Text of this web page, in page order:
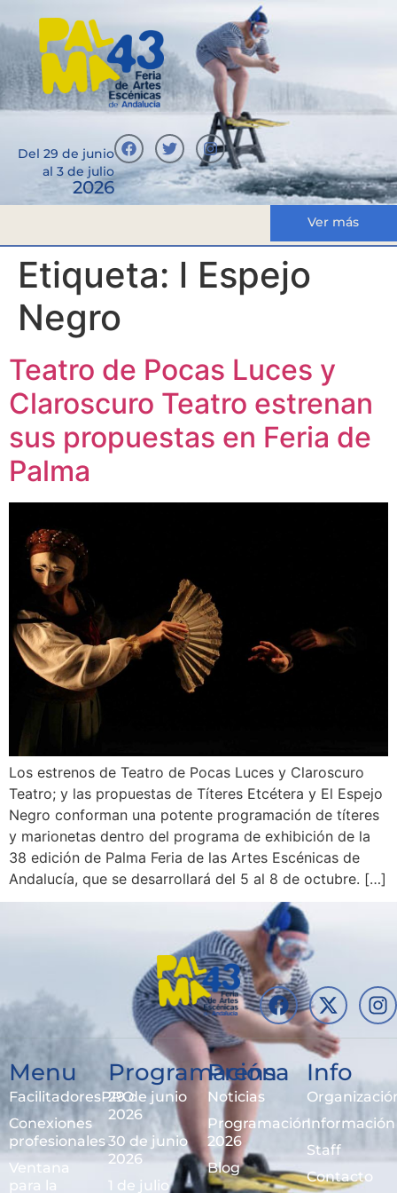
Del 29 de junio
al 3 de julio
2026
Ver más
Etiqueta: l Espejo
Negro
Teatro de Pocas Luces y
Claroscuro Teatro estrenan
sus propuestas en Feria de
Palma
Los estrenos de Teatro de Pocas Luces y Claroscuro
Teatro; y las propuestas de Títeres Etcétera y El Espejo
Negro conforman una potente programación de títeres
y marionetas dentro del programa de exhibición de la
38 edición de Palma Feria de las Artes Escénicas de
Andalucía, que se desarrollará del 5 al 8 de octubre. […]
Menu
FacilitadoresPRO
Conexiones
profesionales
Ventana
para la
Programación
29 de junio
2026
30 de junio
2026
1 de julio
Prensa
Noticias
Programación
2026
Blog
Info
Información
Staff
Contacto